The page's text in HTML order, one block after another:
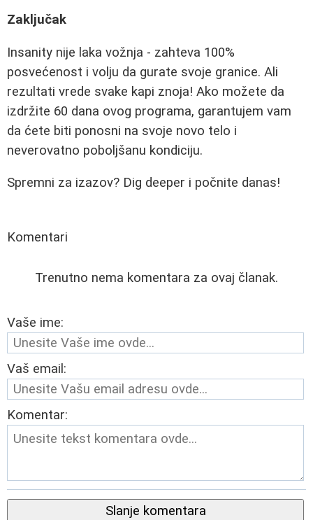
Zaključak
Insanity nije laka vožnja - zahteva 100%
posvećenost i volju da gurate svoje granice. Ali
rezultati vrede svake kapi znoja! Ako možete da
izdržite 60 dana ovog programa, garantujem vam
da ćete biti ponosni na svoje novo telo i
neverovatno poboljšanu kondiciju.
Spremni za izazov? Dig deeper i počnite danas!
Komentari
Trenutno nema komentara za ovaj članak.
Vaše ime:
Vaš email:
Komentar:
Slanje komentara